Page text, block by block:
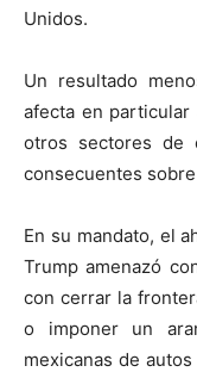
Unidos.
Un resultado
afecta en
otros sectores de
consecuentes
En su mandato, el
Trump amenazó
con cerrar la
o imponer un
mexicanas de